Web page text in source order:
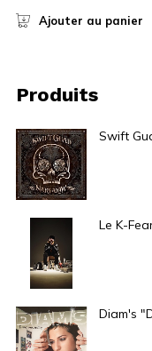
Ajouter au panier
Produits
Swift
Le K-
Diam's